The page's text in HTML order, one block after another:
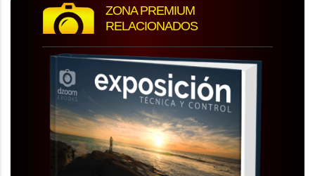
ZONA PREMIUM
RELACIONADOS